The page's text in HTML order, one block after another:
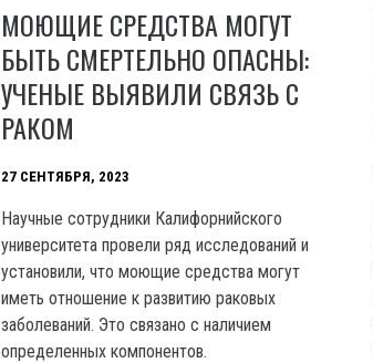
МОЮЩИЕ СРЕДСТВА МОГУТ
БЫТЬ СМЕРТЕЛЬНО ОПАСНЫ:
УЧЕНЫЕ ВЫЯВИЛИ СВЯЗЬ С
РАКОМ
27 СЕНТЯБРЯ, 2023
Научные сотрудники Калифорнийского
университета провели ряд исследований и
установили, что моющие средства могут
иметь отношение к развитию раковых
заболеваний. Это связано с наличием
определенных компонентов.